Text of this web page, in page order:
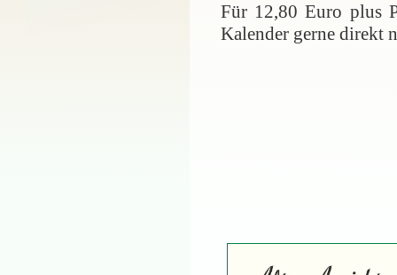
Für 12,80 Euro plus
Kalender gerne direkt